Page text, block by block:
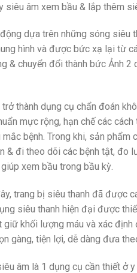
siêu âm xem bầu & lắp thêm
dựa trên những sóng siêu
hình và được bức xạ lại từ
& chuyển đổi thành bức Ảnh
trở thành dụng cụ chẩn đoán
mực rộng, hạn chế các
bệnh. Trong khi, sản
& đi theo dõi các bệnh tật,
xem bầu trong bầu kỳ.
trang bị siêu thanh đã được
siêu thanh hiện đại được
giữ khối lượng máu và xác
gàng, tiện lợi, dễ dàng đưa
âm là 1 dụng cụ cần thiết ở